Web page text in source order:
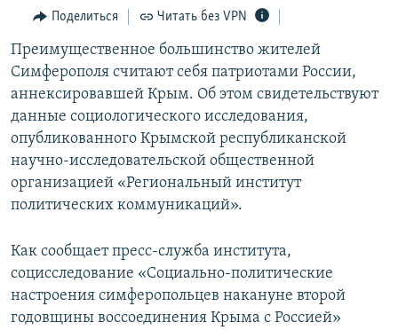
Вернутся
поиску
ИНТЕРАКТИВ
ИНФОГРАФИКА
ТЕЛЕПРОЕКТ КРЫМ.РЕАЛИИ
СОВЕТЫ ПРАВОЗАЩИТНИКОВ
ПРОПАВШИЕ БЕЗ ВЕСТИ
ПОБЕДИТЕЛЕЙ НЕ СУДЯТ?
КРЫМ.НЕПОКОРЕННЫЙ
ELIFBE
УКРАИНСКАЯ ПРОБЛЕМА КРЫМА
РАДІО СВОБОДА
КАК ОБОЙТИ БЛОКИРОВКУ
Українською
Qırımtatar
ПРИСОЕДИНЯЙТЕСЬ!
Все сайты RFE/RL
Поделиться Читать без VPN
Преимущественное большинство жителей
Симферополя считают себя патриотами России,
аннексировавшей Крым. Об этом свидетельствуют
данные социологического исследования,
опубликованного Крымской республиканской
научно-исследовательской общественной
организацией «Региональный институт
политических коммуникаций».
Как сообщает пресс-служба института,
социсследование «Социально-политические
настроения симферопольцев накануне второй
годовщины воссоединения Крыма с Россией»